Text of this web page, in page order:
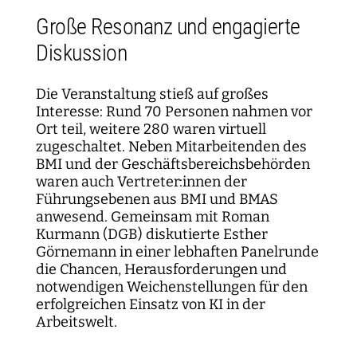
Große Resonanz und engagierte
Diskussion
Die Veranstaltung stieß auf großes
Interesse: Rund 70 Personen nahmen vor
Ort teil, weitere 280 waren virtuell
zugeschaltet. Neben Mitarbeitenden des
BMI und der Geschäftsbereichsbehörden
waren auch Vertreter:innen der
Führungsebenen aus BMI und BMAS
anwesend. Gemeinsam mit Roman
Kurmann (DGB) diskutierte Esther
Görnemann in einer lebhaften Panelrunde
die Chancen, Herausforderungen und
notwendigen Weichenstellungen für den
erfolgreichen Einsatz von KI in der
Arbeitswelt.